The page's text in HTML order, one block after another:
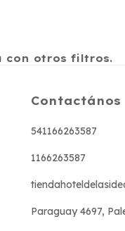
con otros filtros.
Contactános
541166263587
1166263587
Paraguay 4697,